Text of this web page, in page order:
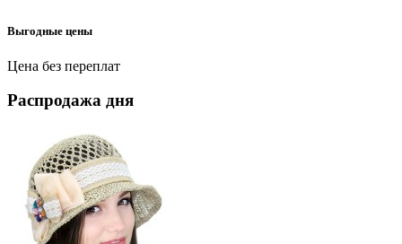
Выгодные цены
Цена без переплат
Распродажа дня